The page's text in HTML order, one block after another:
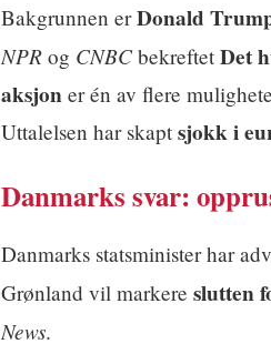
Bakgrunnen erDonald
NPR og CNBC bekreftet Det
aksjon er én av flere
Uttalelsen har skapt sjokk i
Danmarks svar:
Danmarks statsminister har
Grønland vil markere slutten
News.